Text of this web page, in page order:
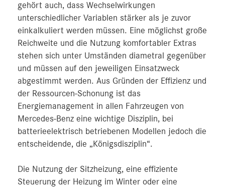
gehört auch, dass Wechselwirkungen
unterschiedlicher Variablen stärker als je zuvor
einkalkuliert werden müssen. Eine möglichst große
Reichweite und die Nutzung komfortabler Extras
stehen sich unter Umständen diametral gegenüber
und müssen auf den jeweiligen Einsatzweck
abgestimmt werden. Aus Gründen der Effizienz und
der Ressourcen-Schonung ist das
Energiemanagement in allen Fahrzeugen von
Mercedes-Benz eine wichtige Disziplin, bei
batterieelektrisch betriebenen Modellen jedoch die
entscheidende, die „Königsdisziplin“.
Die Nutzung der Sitzheizung, eine effiziente
Steuerung der Heizung im Winter oder eine